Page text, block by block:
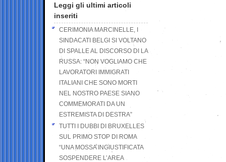
Leggi gli ultimi articoli
inseriti
CERIMONIA MARCINELLE, I
SINDACATI BELGI SI VOLTANO
DI SPALLE AL DISCORSO DI LA
RUSSA: “NON VOGLIAMO CHE
LAVORATORI IMMIGRATI
ITALIANI CHE SONO MORTI
NEL NOSTRO PAESE SIANO
COMMEMORATI DA UN
ESTREMISTA DI DESTRA”
TUTTI I DUBBI DI BRUXELLES
SUL PRIMO STOP DI ROMA
“UNA MOSSA INGIUSTIFICATA
SOSPENDERE L’AREA